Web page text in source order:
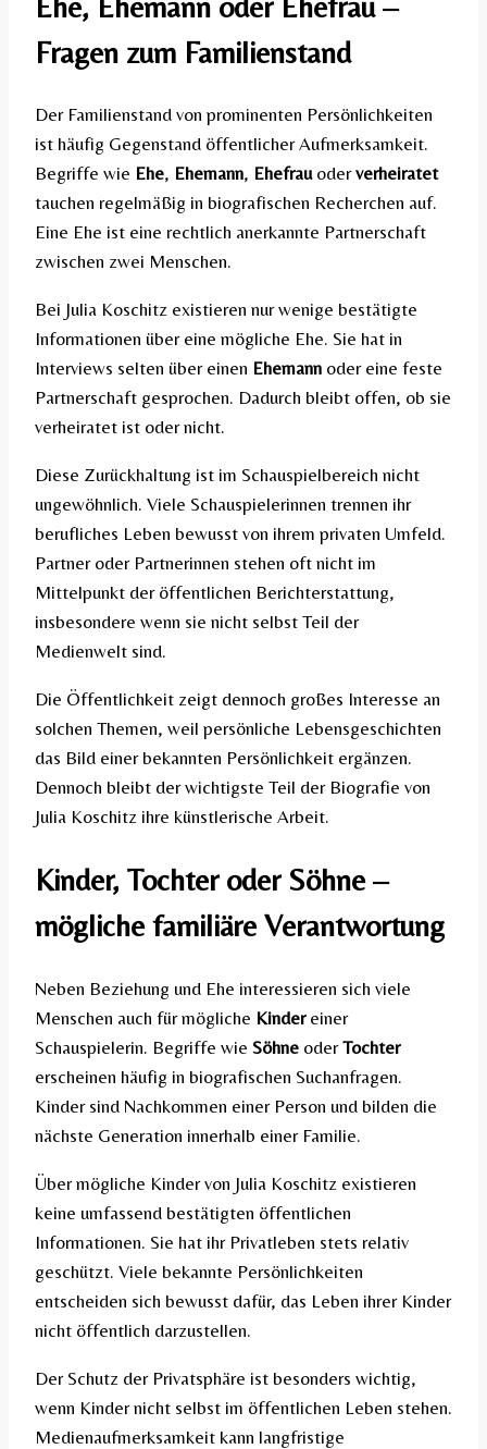
Fragen zum Familienstand
Der Familienstand von prominenten Persönlichkeiten
ist häufig Gegenstand öffentlicher Aufmerksamkeit.
Begriffe wie Ehe, Ehemann, Ehefrauoderverheiratet
tauchen regelmäßig in biografischen Recherchen auf.
Eine Ehe ist eine rechtlich anerkannte Partnerschaft
zwischen zwei Menschen.
Bei Julia Koschitz existieren nur wenige bestätigte
Informationen über eine mögliche Ehe. Sie hat in
Interviews selten über einen Ehemann oder eine feste
Partnerschaft gesprochen. Dadurch bleibt offen, ob sie
verheiratet ist oder nicht.
Diese Zurückhaltung ist im Schauspielbereich nicht
ungewöhnlich. Viele Schauspielerinnen trennen ihr
berufliches Leben bewusst von ihrem privaten Umfeld.
Partner oder Partnerinnen stehen oft nicht im
Mittelpunkt der öffentlichen Berichterstattung,
insbesondere wenn sie nicht selbst Teil der
Medienwelt sind.
Die Öffentlichkeit zeigt dennoch großes Interesse an
solchen Themen, weil persönliche Lebensgeschichten
das Bild einer bekannten Persönlichkeit ergänzen.
Dennoch bleibt der wichtigste Teil der Biografie von
Julia Koschitz ihre künstlerische Arbeit.
Kinder, Tochter oder Söhne –
mögliche familiäre Verantwortung
Neben Beziehung und Ehe interessieren sich viele
Menschen auch für mögliche Kindereiner
Schauspielerin. Begriffe wie Söhne oderTochter
erscheinen häufig in biografischen Suchanfragen.
Kinder sind Nachkommen einer Person und bilden die
nächste Generation innerhalb einer Familie.
Über mögliche Kinder von Julia Koschitz existieren
keine umfassend bestätigten öffentlichen
Informationen. Sie hat ihr Privatleben stets relativ
geschützt. Viele bekannte Persönlichkeiten
entscheiden sich bewusst dafür, das Leben ihrer Kinder
nicht öffentlich darzustellen.
Der Schutz der Privatsphäre ist besonders wichtig,
wenn Kinder nicht selbst im öffentlichen Leben stehen.
Medienaufmerksamkeit kann langfristige